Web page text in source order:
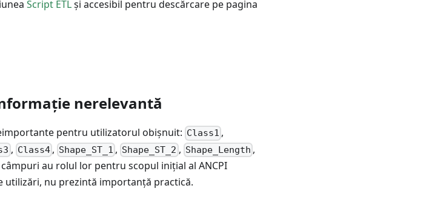
Script ETLși accesibil pentru descărcare pe pagina
nerelevantă
pentru utilizatorul obișnuit: Class1 ,
, Class4, Shape_ST_1 , Shape_ST_2 , Shape_Length ,
câmpuri au rolul lor pentru scopul inițial al ANCPI
utilizări, nu prezintă importanță practică.